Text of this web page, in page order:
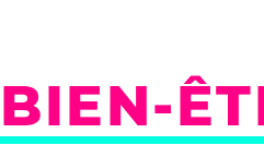
BIEN-